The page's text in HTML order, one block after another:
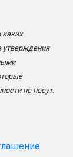
каких
утверждения
не несут.